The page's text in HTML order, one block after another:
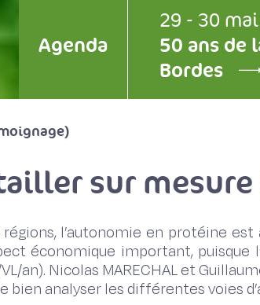
Agenda
29 - 30
50 ans de
Bordes
sur
l’autonomie en protéine
économique important, puisque
an). Nicolas MARECHAL et
analyser les différentes voies